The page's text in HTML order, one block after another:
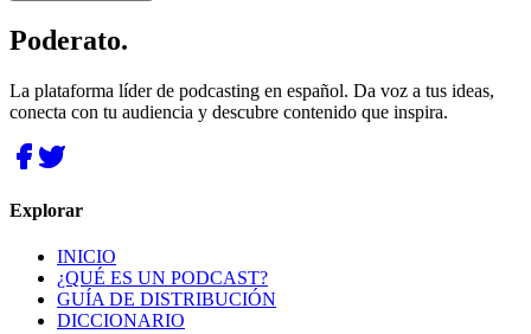
Poderato.
La plataforma líder de podcasting en español. Da voz a tus ideas,
conecta con tu audiencia y descubre contenido que inspira.
Explorar
INICIO
¿QUÉ ES UN PODCAST?
GUÍA DE DISTRIBUCIÓN
DICCIONARIO